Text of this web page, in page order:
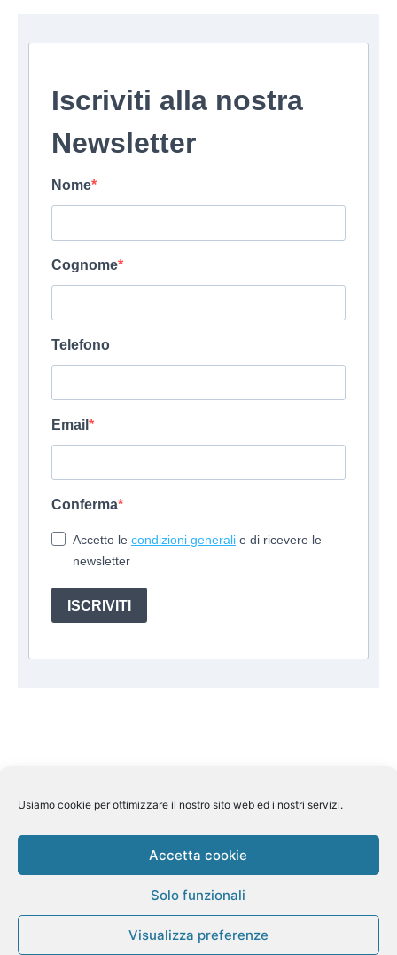
Usiamo cookie per ottimizzare il nostro sito web ed i nostri servizi.
Accetta cookie
Solo funzionali
Visualizza preferenze
Iscriviti alla nostra
Newsletter
Nome
Cognome
Telefono
Email
Conferma
Accetto le condizioni generali e di ricevere le
newsletter
ISCRIVITI
Suite Travel byHelkin SrlVia Aurelio Saffi, 10 00015
Licenza Regione Lombardia n 269858
Felici n. 2410
Cookie Policy–Privacy Policy